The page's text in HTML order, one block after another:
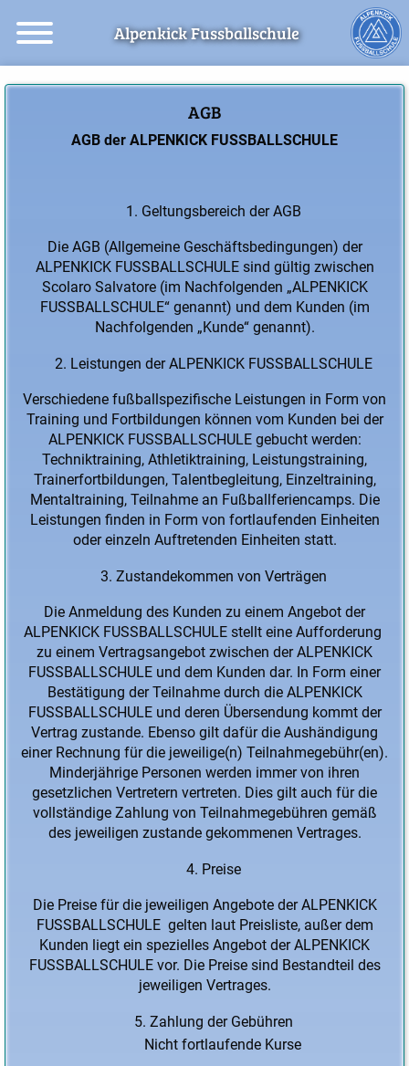
Alpenkick Fussballschule
AGB
AGB der ALPENKICK FUSSBALLSCHULE
Geltungsbereich der AGB
Die AGB (Allgemeine Geschäftsbedingungen) der
ALPENKICK FUSSBALLSCHULE sind gültig zwischen
Scolaro Salvatore (im Nachfolgenden „ALPENKICK
FUSSBALLSCHULE“ genannt) und dem Kunden (im
Nachfolgenden „Kunde“ genannt).
Leistungen der ALPENKICK FUSSBALLSCHULE
Verschiedene fußballspezifische Leistungen in Form von
Training und Fortbildungen können vom Kunden bei der
ALPENKICK FUSSBALLSCHULE gebucht werden:
Techniktraining, Athletiktraining, Leistungstraining,
Trainerfortbildungen, Talentbegleitung, Einzeltraining,
Mentaltraining, Teilnahme an Fußballferiencamps. Die
Leistungen finden in Form von fortlaufenden Einheiten
oder einzeln Auftretenden Einheiten statt.
Zustandekommen von Verträgen
Die Anmeldung des Kunden zu einem Angebot der
ALPENKICK FUSSBALLSCHULE stellt eine Aufforderung
zu einem Vertragsangebot zwischen der ALPENKICK
FUSSBALLSCHULE und dem Kunden dar. In Form einer
Bestätigung der Teilnahme durch die ALPENKICK
FUSSBALLSCHULE und deren Übersendung kommt der
Vertrag zustande. Ebenso gilt dafür die Aushändigung
einer Rechnung für die jeweilige(n) Teilnahmegebühr(en).
Minderjährige Personen werden immer von ihren
gesetzlichen Vertretern vertreten. Dies gilt auch für die
vollständige Zahlung von Teilnahmegebühren gemäß
des jeweiligen zustande gekommenen Vertrages.
Preise
Die Preise für die jeweiligen Angebote der ALPENKICK
FUSSBALLSCHULE gelten laut Preisliste, außer dem
Kunden liegt ein spezielles Angebot der ALPENKICK
FUSSBALLSCHULE vor. Die Preise sind Bestandteil des
jeweiligen Vertrages.
Zahlung der Gebühren
Nicht fortlaufende Kurse